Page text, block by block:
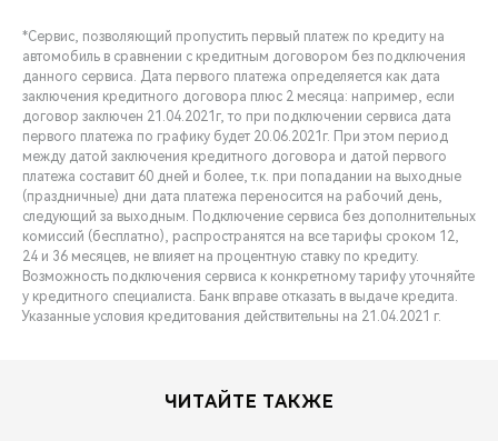
*Сервис, позволяющий пропустить первый платеж по кредиту на
автомобиль в сравнении с кредитным договором без подключения
данного сервиса. Дата первого платежа определяется как дата
заключения кредитного договора плюс 2 месяца: например, если
договор заключен 21.04.2021г, то при подключении сервиса дата
первого платежа по графику будет 20.06.2021г. При этом период
между датой заключения кредитного договора и датой первого
платежа составит 60 дней и более, т.к. при попадании на выходные
(праздничные) дни дата платежа переносится на рабочий день,
следующий за выходным. Подключение cервиса без дополнительных
комиссий (бесплатно), распространятся на все тарифы сроком 12,
24 и 36 месяцев, не влияет на процентную ставку по кредиту.
Возможность подключения сервиса к конкретному тарифу уточняйте
у кредитного специалиста. Банк вправе отказать в выдаче кредита.
Указанные условия кредитования действительны на 21.04.2021 г.
ЧИТАЙТЕ ТАКЖЕ